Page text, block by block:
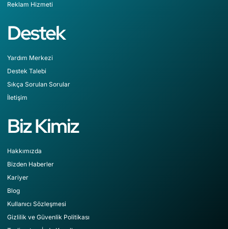
Reklam Hizmeti
Destek
Yardım Merkezi
Destek Talebi
Sıkça Sorulan Sorular
İletişim
Biz Kimiz
Hakkımızda
Bizden Haberler
Kariyer
Blog
Kullanıcı Sözleşmesi
Gizlilik ve Güvenlik Politikası